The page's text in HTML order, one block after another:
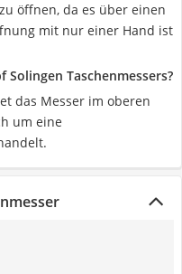
öffnen, da es über einen
mit nur einer Hand ist
Taschenmessers?
das Messer im oberen
um eine